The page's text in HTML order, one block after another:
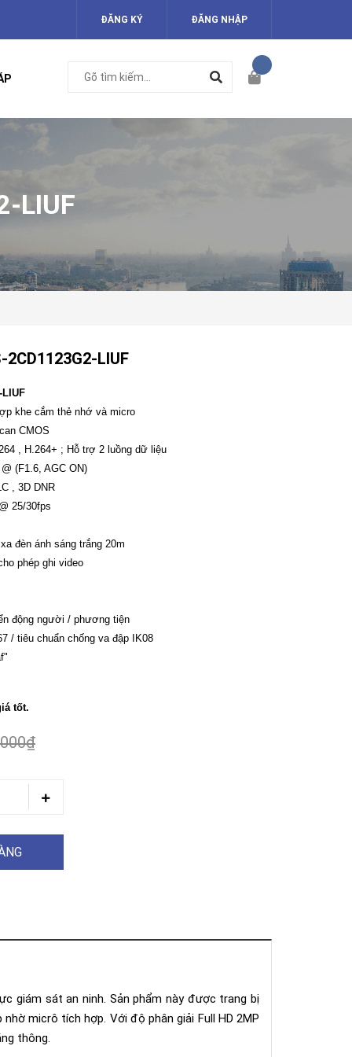
ĐĂNG KÝ ĐĂNG NHẬP
LIUF
2CD1123G2-LIUF
LIUF
khe cắm thẻ nhớ và micro
CMOS
, H.264+ ; Hỗ trợ 2 luồng dữ liệu
(F1.6, AGC ON)
, 3D DNR
25/30fps
đèn ánh sáng trắng 20m
phép ghi video
động người / phương tiện
/ tiêu chuẩn chống va đập IK08
tốt.
giám sát an ninh. Sản phẩm này được trang bị
micrô tích hợp. Với độ phân giải Full HD 2MP
thông.